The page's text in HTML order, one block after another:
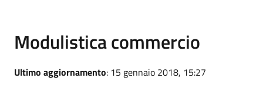
Modulistica commercio
Ultimo aggiornamento: 15 gennaio 2018, 15:27